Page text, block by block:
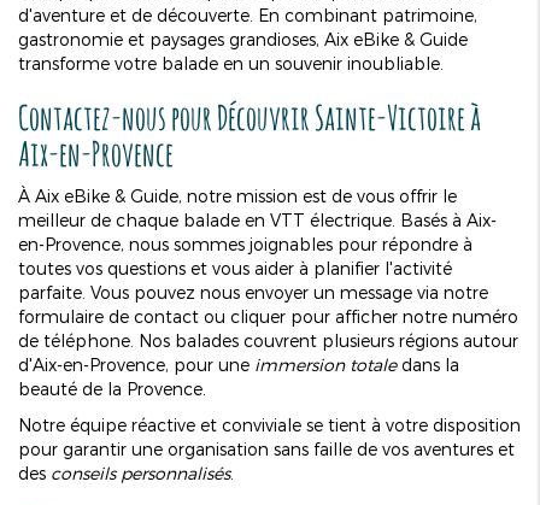
d'aventure et de découverte. En combinant patrimoine,
gastronomie et paysages grandioses, Aix eBike & Guide
transforme votre balade en un souvenir inoubliable.
Contactez-nous pourDécouvrir Sainte-Victoireà
Aix-en-Provence
À Aix eBike & Guide, notre mission est de vous offrir le
meilleur de chaque balade en VTT électrique. Basés à Aix-
en-Provence, nous sommes joignables pour répondre à
toutes vos questions et vous aider à planifier l'activité
parfaite. Vous pouvez nous envoyer un message via notre
formulaire de contact ou cliquer pour afficher notre numéro
de téléphone . Nos balades couvrent plusieurs régions autour
d'Aix-en-Provence, pour une immersion totaledans la
beauté de la Provence.
Notre équipe réactive et conviviale se tient à votre disposition
pour garantir une organisation sans faille de vos aventures et
des conseils personnalisés.